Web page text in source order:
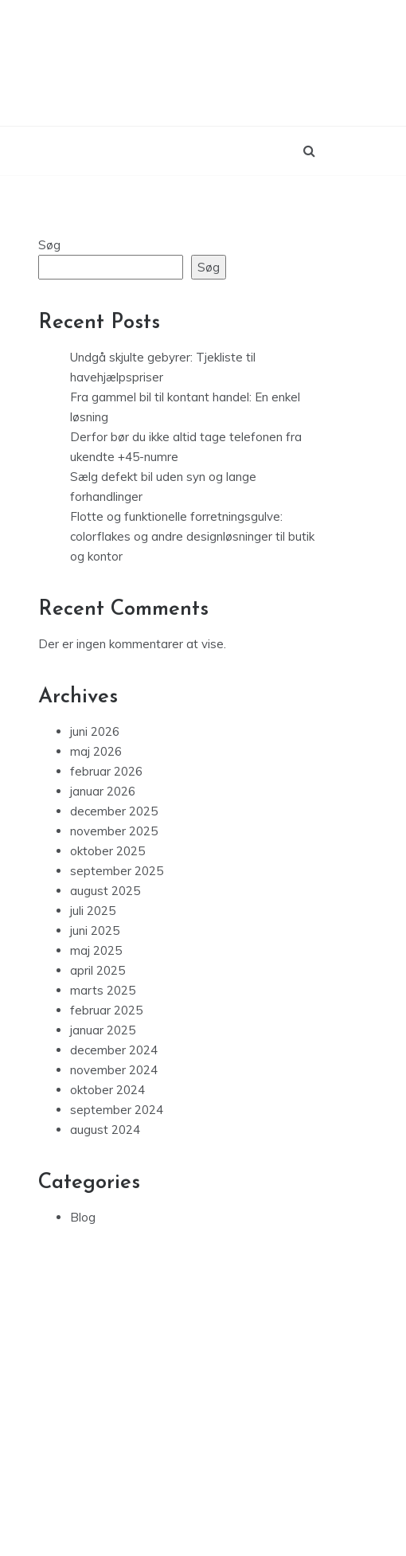
Søg
Søg
Recent Posts
Undgå skjulte gebyrer: Tjekliste til
havehjælpspriser
Fra gammel bil til kontant handel: En enkel
løsning
Derfor bør du ikke altid tage telefonen fra
ukendte +45-numre
Sælg defekt bil uden syn og lange
forhandlinger
Flotte og funktionelle forretningsgulve:
colorflakes og andre designløsninger til butik
og kontor
Recent Comments
Der er ingen kommentarer at vise.
Archives
juni 2026
maj 2026
februar 2026
januar 2026
december 2025
november 2025
oktober 2025
september 2025
august 2025
juli 2025
juni 2025
maj 2025
april 2025
marts 2025
februar 2025
januar 2025
december 2024
november 2024
oktober 2024
september 2024
august 2024
Categories
Blog